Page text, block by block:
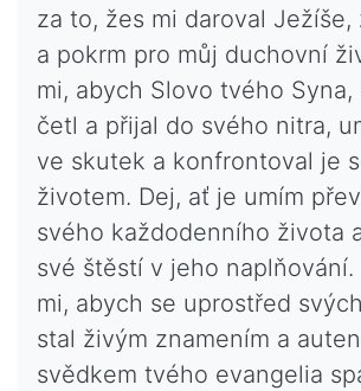
za to, žes mi daroval Ježíše,
a pokrm pro můj duchovní
mi, abych Slovo tvého
četl a přijal do svého nitra,
ve skutek a konfrontoval je
životem. Dej, ať je umím
svého každodenního života
své štěstí v jeho naplňování.
mi, abych se uprostřed
stal živým znamením a
svědkem tvého evangelia